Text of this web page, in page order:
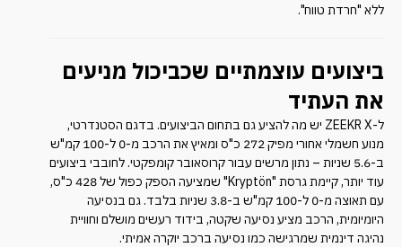
ללא "חרדת טווח".
ביצועים עוצמתיים שכביכול מניעים
את העתיד
ל-ZEEKR X יש מה להציע גם בתחום הביצועים. בדגם הסטנדרטי,
מנוע חשמלי אחורי מפיק 272 כ"ס ומאיץ את הרכב מ-0 ל-100 קמ"ש
ב-5.6 שניות – נתון מרשים עבור קרוסאובר קומפקטי. לחובבי ביצועים
עוד יותר, קיימת גרסת "Kryptön" שמציעה הספק כפול של 428 כ"ס,
עם תאוצה מ-0 ל-100 קמ"ש ב-3.8 שניות בלבד. גם בנסיעה
היומיומית, הרכב מציע נסיעה שקטה, בידוד רעשים מושלם וחוויית
נהיגה דינמית שמרגישה כמו נסיעה ברכב יוקרה אמיתי.